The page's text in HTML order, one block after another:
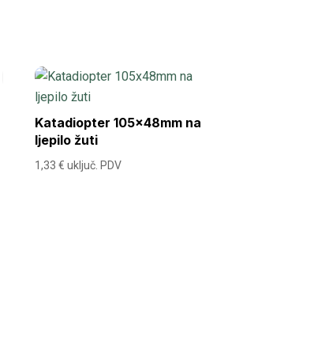
Katadiopter 105x48mm na
ljepilo žuti
1,33€ uključ. PDV